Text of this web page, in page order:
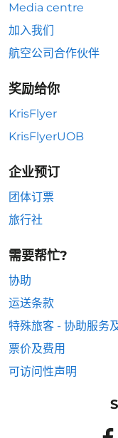
Media centre
加入我们
航空公司合作伙伴
奖励给你
KrisFlyer
KrisFlyerUOB
企业预订
团体订票
旅行社
需要帮忙?
协助
运送条款
特殊旅客 - 协助服务
票价及费用
可访问性声明